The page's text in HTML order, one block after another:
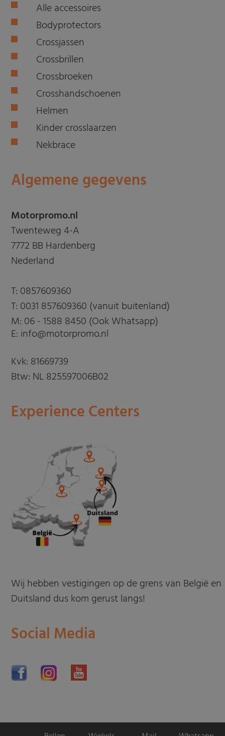
Alle accessoires
Bodyprotectors
Crossjassen
Crossbrillen
Crossbroeken
Crosshandschoenen
Helmen
Kinder crosslaarzen
Nekbrace
Algemene gegevens
Motorpromo.nl
Twenteweg 4-A
7772 BB Hardenberg
Nederland
T: 0857609360
T: 0031 857609360 (vanuit buitenland)
M: 06 - 1588 8450 (Ook Whatsapp)
E: info@motorpromo.nl
Kvk: 81669739
Btw: NL 825597006B02
Experience Centers
Wij hebben vestigingen op de grens van België en
Duitsland dus kom gerust langs!
Social Media